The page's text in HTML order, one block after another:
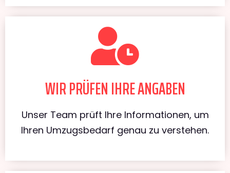
WIR PRÜFEN IHRE ANGABEN
Unser Team prüft Ihre Informationen, um
Ihren Umzugsbedarf genau zu verstehen.